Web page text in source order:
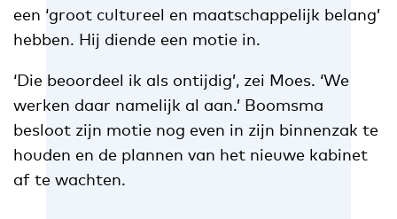
een ‘groot cultureel en maatschappelijk belang’
hebben. Hij diende een motie in.
‘Die beoordeel ik als ontijdig’, zei Moes. ‘We
werken daar namelijk al aan.’ Boomsma
besloot zijn motie nog even in zijn binnenzak te
houden en de plannen van het nieuwe kabinet
af te wachten.